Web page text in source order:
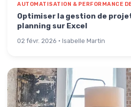
AUTOMATISATION & PERFORMANCE
Optimiser la gestion de
planning sur Excel
02 févr. 2026 · Isabelle Martin